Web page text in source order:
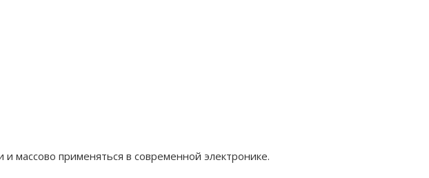
массово применяться в современной электронике.